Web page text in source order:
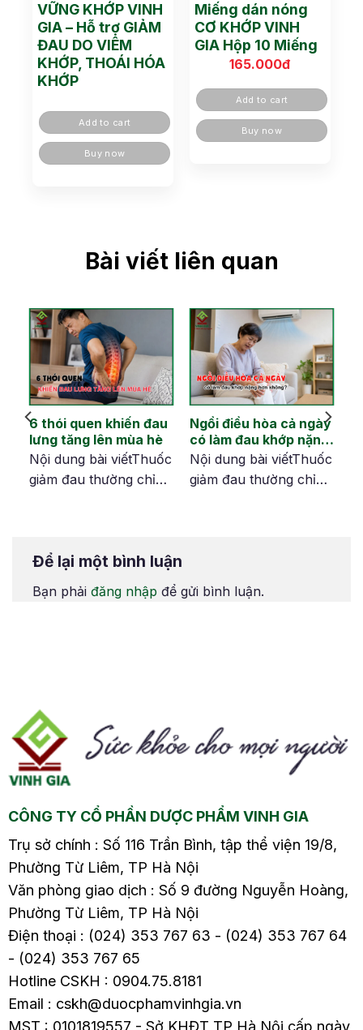
VỮNG KHỚP VINH
GIA – Hỗ trợ GIẢM
ĐAU DO VIÊM
KHỚP, THOÁI HÓA
KHỚP
Add to cart
Buy now
Miếng dán nóng
CƠ KHỚP VINH
GIA Hộp 10 Miếng
165.000đ
Add to cart
Buy now
Bài viết liên quan
6 thói quen khiến đau
lưng tăng lên mùa hè
Nội dung bài viếtThuốc
giảm đau thường chỉ
khiến khớp tiếp tục quá
cho xương khớpTuổi
Nhiều người cho rằng
đau…
Ngồi điều hòa cả ngày
có làm đau khớp nặng
hơn không?
Nội dung bài viếtThuốc
giảm đau thường chỉ
cho xương khớpTuổi
Để lại một bình luận
Bạn phải đăng nhập để gửi bình luận.
CÔNG TY CỔ PHẦN DƯỢC PHẨM VINH GIA
Trụ sở chính : Số 116 Trần Bình, tập thể viện 19/8,
Phường Từ Liêm, TP Hà Nội
Văn phòng giao dịch : Số 9 đường Nguyễn Hoàng,
Phường Từ Liêm, TP Hà Nội
Điện thoại : (024) 353 767 63 - (024) 353 767 64
- (024) 353 767 65
Hotline CSKH : 0904.75.8181
Email : cskh@duocphamvinhgia.vn
MST : 0101819557 - Sở KHĐT TP Hà Nội cấp ngày